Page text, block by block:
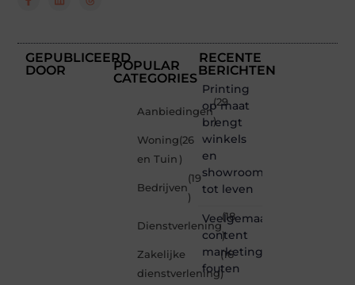
GEPUBLICEERD
DOOR
POPULAR
CATEGORIES
Aanbiedingen
(29
)
Woning
en Tuin
(26
)
Bedrijven
(19
)
Dienstverlening
(18
)
Zakelijke
dienstverlening
(16
)
RECENTE
BERICHTEN
Printing
op maat
brengt
winkels
en
showrooms
tot leven
Veelgemaakte
content
marketing
fouten